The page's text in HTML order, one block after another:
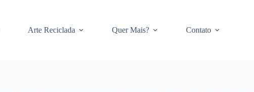
Arte Reciclada Quer Mais? Contato